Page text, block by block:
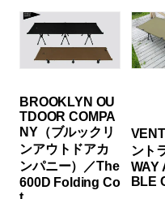
BROOKLYN OU
TDOOR COMPA
NY（ブルックリ
ンアウトドアカ
ンパニー）／The
600D Folding Co
ント
WAY
BLE